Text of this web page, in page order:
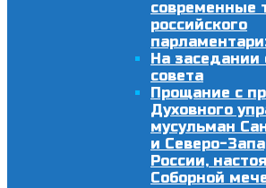
современные
российского
На заседании
совета
Прощание с
Духовного
мусульман
и Северо-
России,
Соборной